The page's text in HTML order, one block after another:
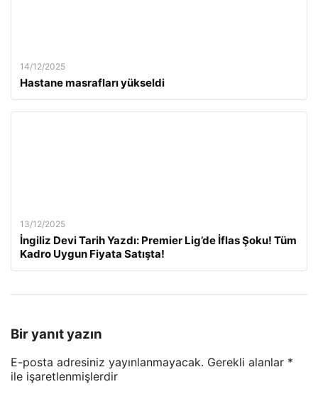
14/12/2025
Hastane masrafları yükseldi
13/12/2025
İngiliz Devi Tarih Yazdı: Premier Lig’de İflas Şoku! Tüm
Kadro Uygun Fiyata Satışta!
Bir yanıt yazın
E-posta adresiniz yayınlanmayacak. Gerekli alanlar *
ile işaretlenmişlerdir